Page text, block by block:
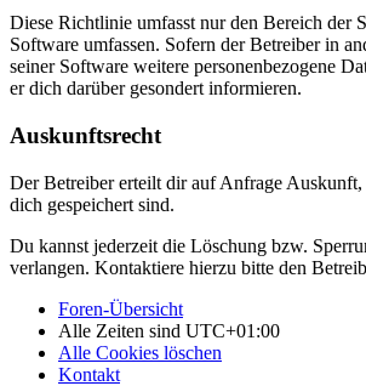
Diese Richtlinie umfasst nur den Bereich der
Software umfassen. Sofern der Betreiber in
seiner Software weitere personenbezogene
er dich darüber gesondert informieren.
Auskunftsrecht
Der Betreiber erteilt dir auf Anfrage
dich gespeichert sind.
Du kannst jederzeit die Löschung bzw.
verlangen. Kontaktiere hierzu bitte den
Foren-Übersicht
Alle Zeiten sind UTC+01:00
Alle Cookies löschen
Kontakt